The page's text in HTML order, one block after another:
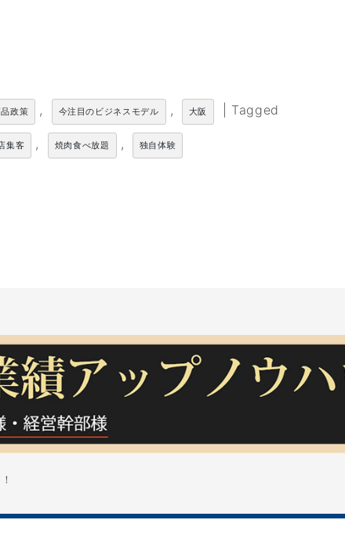
政策 , 今注目のビジネスモデル , 大阪 Tagged
集客 , 焼肉食べ放題 , 独自体験